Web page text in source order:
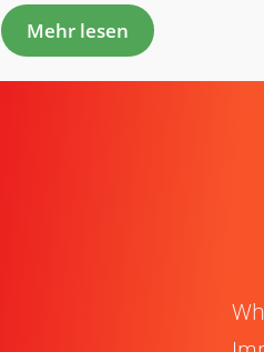
Mehr lesen